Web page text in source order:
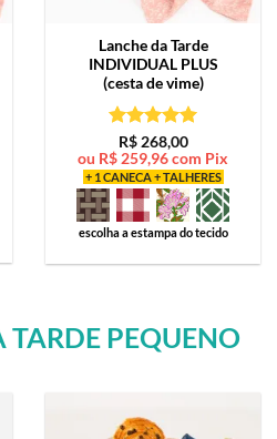
Lanche da Tarde
INDIVIDUAL PLUS
(cesta de vime)
Avaliação5
de 5
R$268,00
ou R$ 259,96com Pix
+ 1 CANECA + TALHERES
escolha a estampa do tecido
TARDE PEQUENO